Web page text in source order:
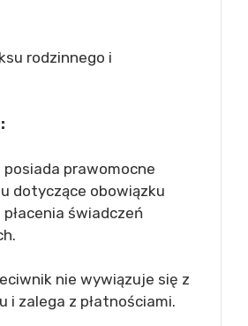
rodzinnego i
posiada prawomocne
dotyczące obowiązku
świadczeń
nie wywiązuje się z
i zalega z płatnościami.